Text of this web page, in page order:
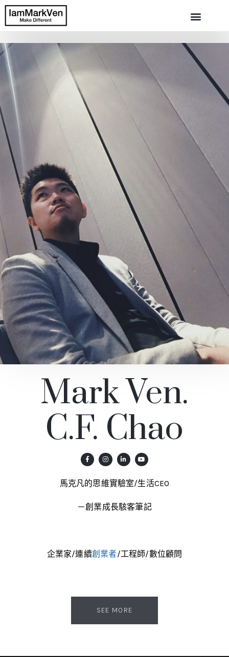
Mark Ven.
C.F. Chao
馬克凡的思維實驗室/生活CEO
－創業成長駭客筆記
企業家/連續創業者/工程師/數位顧問
SEE MORE